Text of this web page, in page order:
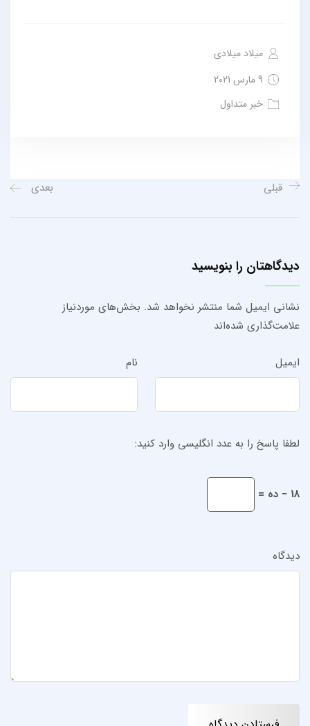
میلاد میلادی
9 مارس 2021
خبر متداول
قبلی بعدی
دیدگاهتان را بنویسید
نشانی ایمیل شما منتشر نخواهد شد. بخش‌های موردنیاز
علامت‌گذاری شده‌اند
نام ایمیل
لطفا پاسخ را به عدد انگلیسی وارد کنید:
18 − ده =
دیدگاه